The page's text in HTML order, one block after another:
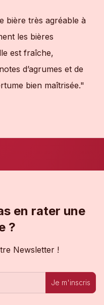
bière très agréable à
les bières
est fraîche,
d’agrumes et de
bien maîtrisée."
en rater une
?
Newsletter !
Je m'inscris